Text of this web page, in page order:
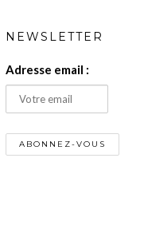
NEWSLETTER
Adresse email :